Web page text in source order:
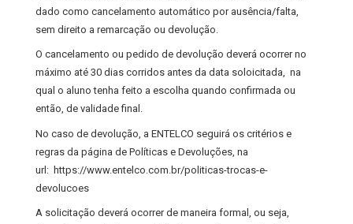
dado como cancelamento automático por ausência/falta,
sem direito a remarcação ou devolução.
O cancelamento ou pedido de devolução deverá ocorrer no
máximo até 30 dias corridos antes da data soloicitada, na
qual o aluno tenha feito a escolha quando confirmada ou
então, de validade final.
No caso de devolução, a ENTELCO seguirá os critérios e
regras da página de Políticas e Devoluções, na
url: https://www.entelco.com.br/politicas-trocas-e-
devolucoes
A solicitação deverá ocorrer de maneira formal, ou seja,